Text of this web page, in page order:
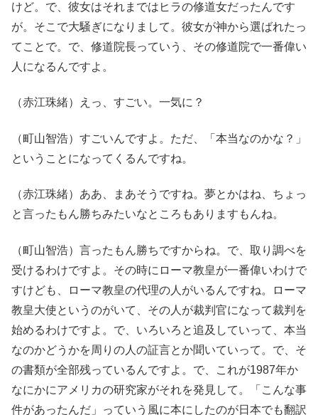
けど。で、彼女はそれまではヒラの修道女だったんです
が。そこで大騒ぎになりまして。彼女が神から選ばれたっ
てことで。で、修道院長っていう、その修道院で一番偉い
人になるんですよ。
（赤江珠緒）えっ、すごい。一気に？
（町山智浩）すごいんですよ。ただ、「本当なのかな？」
ということになってくるんですね。
（赤江珠緒）ああ、まあそうですね。夢とかはね、ちょっ
と言ったもん勝ちみたいなところもありますもんね。
（町山智浩）言ったもん勝ちですからね。で、取り調べを
受けるわけですよ。その時にローマ教皇が一番偉いわけで
すけども、ローマ教皇の代理の人がいるんですね。ローマ
教皇大使というのがいて、その人が裁判官になって裁判を
始めるわけですよ。で、いろいろと追及していって、本当
なのかどうかを周りの人の証言とか聞いていって。で、そ
の書類が全部残っているんですよ。で、これが1987年か
なにかにアメリカの研究家がそれを発見して。「こんな事
件があったんだ」っていう風に本にしたのが日本でも翻訳